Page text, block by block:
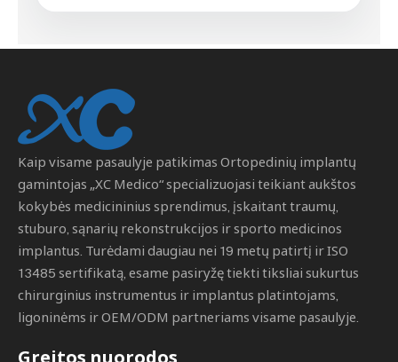
Kaip visame pasaulyje patikimas Ortopedinių implantų
gamintojas „XC Medico“ specializuojasi teikiant aukštos
kokybės medicininius sprendimus, įskaitant traumų,
stuburo, sąnarių rekonstrukcijos ir sporto medicinos
implantus. Turėdami daugiau nei 19 metų patirtį ir ISO
13485 sertifikatą, esame pasiryžę tiekti tiksliai sukurtus
chirurginius instrumentus ir implantus platintojams,
ligoninėms ir OEM/ODM partneriams visame pasaulyje.
Greitos nuorodos